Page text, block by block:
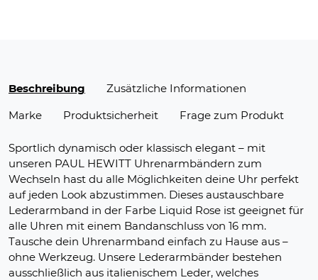
Beschreibung
Zusätzliche Informationen
Marke
Produktsicherheit Frage zum Produkt
Sportlich dynamisch oder klassisch elegant – mit
unseren PAUL HEWITT Uhrenarmbändern zum
Wechseln hast du alle Möglichkeiten deine Uhr perfekt
auf jeden Look abzustimmen. Dieses austauschbare
Lederarmband in der Farbe Liquid Rose ist geeignet für
alle Uhren mit einem Bandanschluss von 16 mm.
Tausche dein Uhrenarmband einfach zu Hause aus –
ohne Werkzeug. Unsere Lederarmbänder bestehen
ausschließlich aus italienischem Leder, welches